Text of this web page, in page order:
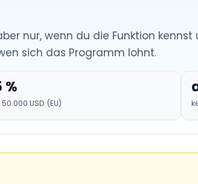
nur, wenn du die Funktion
sich das Programm lohnt.
%
USD (EU)